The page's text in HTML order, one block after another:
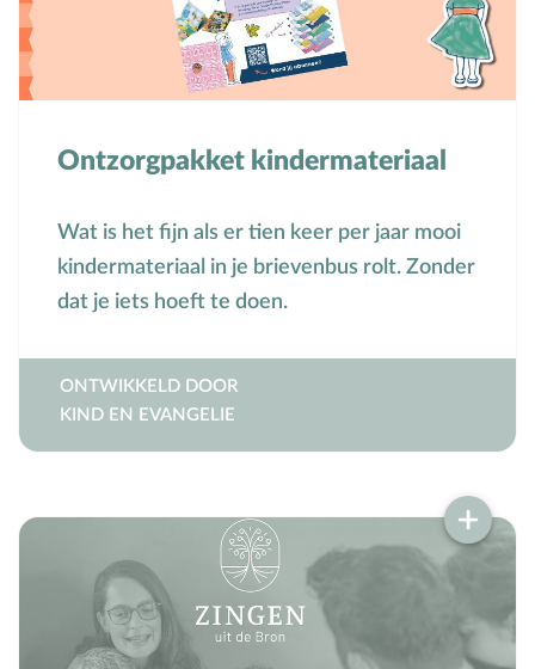
Ontzorgpakket kindermateriaal
Wat is het fijn als er tien keer per jaar mooi
kindermateriaal in je brievenbus rolt. Zonder
dat je iets hoeft te doen.
ONTWIKKELD DOOR
KIND EN EVANGELIE